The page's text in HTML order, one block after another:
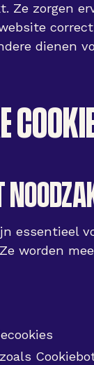
Ze zorgen
dienen
essentieel
worden